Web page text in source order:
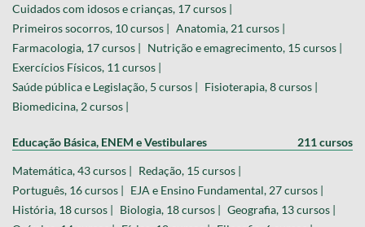
Cuidados com idosos e crianças, 17 cursos |
Primeiros socorros, 10 cursos | Anatomia, 21 cursos |
Farmacologia, 17 cursos | Nutrição e emagrecimento, 15 cursos |
Exercícios Físicos, 11 cursos |
Saúde pública e Legislação, 5 cursos | Fisioterapia, 8 cursos |
Biomedicina, 2 cursos |
Educação Básica, ENEM e Vestibulares 211 cursos
Matemática, 43 cursos | Redação, 15 cursos |
Português, 16 cursos | EJA e Ensino Fundamental, 27 cursos |
História, 18 cursos | Biologia, 18 cursos | Geografia, 13 cursos |